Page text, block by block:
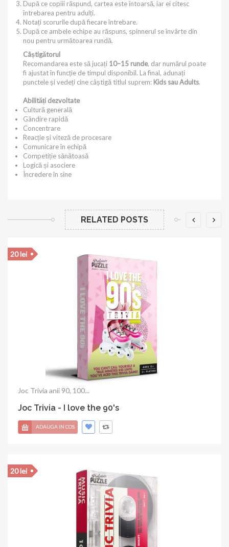
După ce copiii răspund, cartea este întoarsă, iar ei citesc
întrebarea pentru adulți.
Notați scorurile după fiecare întrebare.
După ce ambele echipe au răspuns, spinnerul se învârte din
nou pentru următoarea rundă.
Câștigătorul
Recomandarea este să jucați 10–15 runde, dar numărul poate
fi ajustat în funcție de timpul disponibil. La final, adunați
punctele și vedeți cine câștigă titlul suprem: Kids sau Adults.
Abilități dezvoltate
Cultură generală
Gândire rapidă
Concentrare
Reacție și viteză de procesare
Comunicare în echipă
Competiție sănătoasă
Logică și asociere
Încredere în sine
RELATED POSTS
Joc Trivia anii 90, 100...
Joc Trivia - I love the 90's
20 lei
ADAUGA IN COS
20 lei